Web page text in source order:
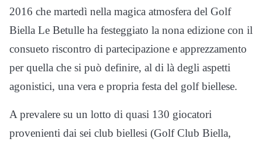
2016 che martedì nella magica atmosfera del Golf
Biella Le Betulle ha festeggiato la nona edizione con il
consueto riscontro di partecipazione e apprezzamento
per quella che si può definire, al di là degli aspetti
agonistici, una vera e propria festa del golf biellese.
A prevalere su un lotto di quasi 130 giocatori
provenienti dai sei club biellesi (Golf Club Biella,